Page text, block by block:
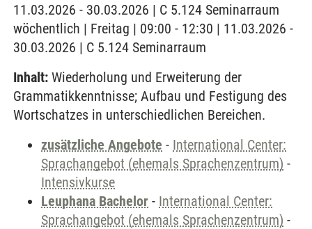
11.03.2026 - 30.03.2026 | C 5.124 Seminarraum
wöchentlich | Freitag | 09:00 - 12:30 | 11.03.2026 -
30.03.2026 | C 5.124 Seminarraum
Inhalt: Wiederholung und Erweiterung der
Grammatikkenntnisse; Aufbau und Festigung des
Wortschatzes in unterschiedlichen Bereichen.
zusätzliche Angebote - International Center:
Sprachangebot (ehemals Sprachenzentrum) -
Intensivkurse
Leuphana Bachelor - International Center:
Sprachangebot (ehemals Sprachenzentrum) -